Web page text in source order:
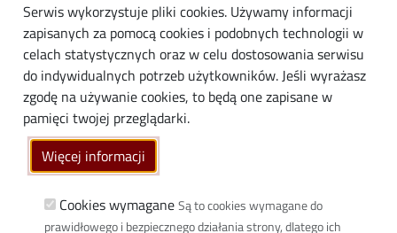
Serwis wykorzystuje pliki cookies. Używamy informacji
zapisanych za pomocą cookies i podobnych technologii w
celach statystycznych oraz w celu dostosowania serwisu
do indywidualnych potrzeb użytkowników. Jeśli wyrażasz
zgodę na używanie cookies, to będą one zapisane w
pamięci twojej przeglądarki.
Więcej informacji
Cookies wymagane Są to cookies wymagane do
prawidłowego i bezpiecznego działania strony, dlatego ich
Biznes
Media
Społeczność lokalna
Linki
Wikamp
Poczta elektroniczna
Biblioteka PŁ